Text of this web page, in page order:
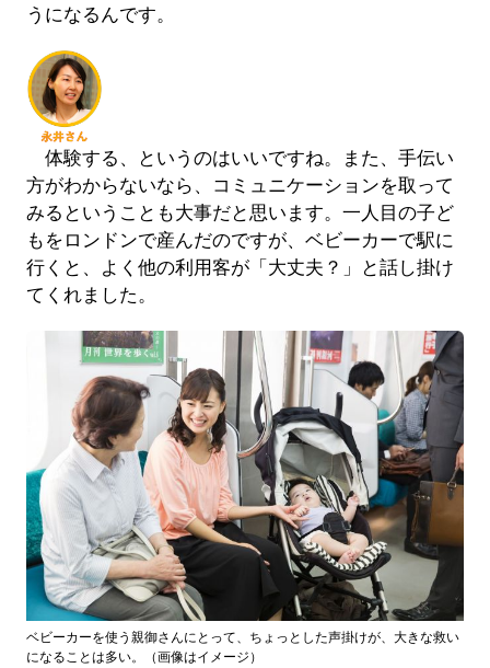
うになるんです。
体験する、というのはいいですね。また、手伝い
方がわからないなら、コミュニケーションを取って
みるということも大事だと思います。一人目の子ど
もをロンドンで産んだのですが、ベビーカーで駅に
行くと、よく他の利用客が「大丈夫？」と話し掛け
てくれました。
ベビーカーを使う親御さんにとって、ちょっとした声掛けが、大きな救い
になることは多い。（画像はイメージ）